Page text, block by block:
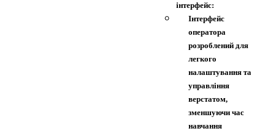
інтерфейс:
Інтерфейс
оператора
розроблений для
легкого
налаштування та
управління
верстатом,
зменшуючи час
навчання